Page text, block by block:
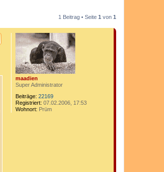
1 Beitrag • Seite 1 von 1
maadien
Super Administrator
Beiträge: 22169
Registriert: 07.02.2006, 17:53
Wohnort: Prüm